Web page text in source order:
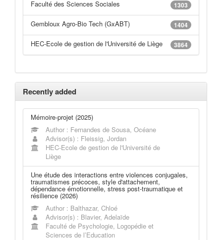
Faculté des Sciences Sociales 1303
Gembloux Agro-Bio Tech (GxABT) 1404
HEC-Ecole de gestion de l'Université de Liège 3864
Recently added
Mémoire-projet (2025)
Author : Fernandes de Sousa, Océane
Advisor(s) : Fleissig, Jordan
HEC-Ecole de gestion de l'Université de
Liège
Une étude des interactions entre violences conjugales,
traumatismes précoces, style d'attachement,
dépendance émotionnelle, stress post-traumatique et
résilience (2026)
Author : Balthazar, Chloé
Advisor(s) : Blavier, Adelaïde
Faculté de Psychologie, Logopédie et
Sciences de l’Education